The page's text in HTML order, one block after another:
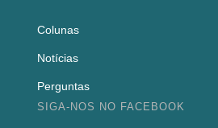
Colunas
Notícias
Perguntas
SIGA-NOS NO FACEBOOK